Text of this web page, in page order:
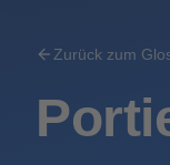
Zurück zum